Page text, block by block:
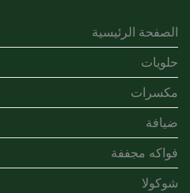
الصفحة الرئيسية
حلويات
مكسرات
ضيافة
فواكه مجففة
شوكولا